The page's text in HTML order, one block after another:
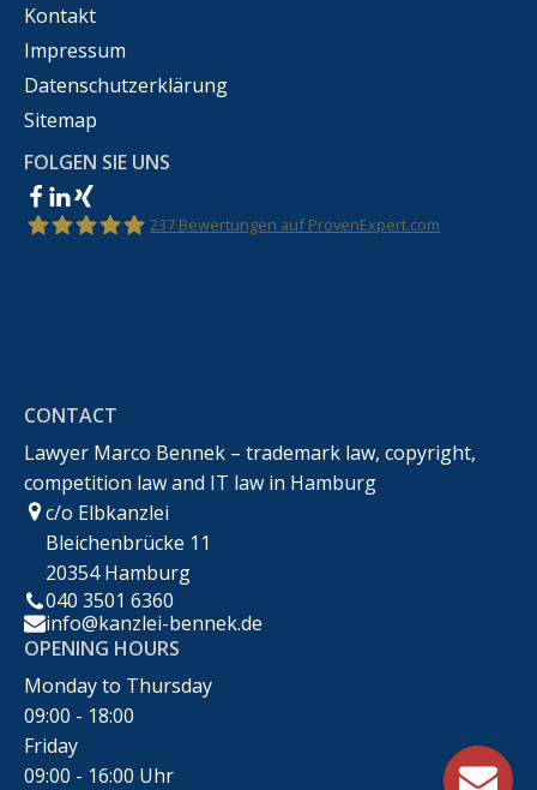
Kontakt
Impressum
Datenschutzerklärung
Sitemap
FOLGEN SIE UNS
237 Bewertungen auf ProvenExpert.com
CONTACT
Lawyer Marco Bennek – trademark law, copyright,
competition law and IT law in Hamburg
c/o Elbkanzlei
Bleichenbrücke 11
20354 Hamburg
040 3501 6360
info@kanzlei-bennek.de
OPENING HOURS
Monday to Thursday
09:00 - 18:00
Friday
09:00 - 16:00 Uhr